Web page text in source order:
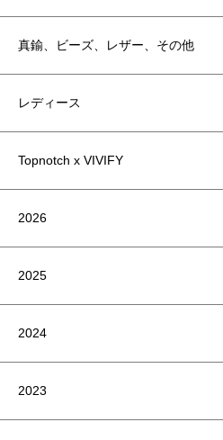
真鍮、ビーズ、レザー、その他
レディース
Topnotch x VIVIFY
2026
2025
2024
2023